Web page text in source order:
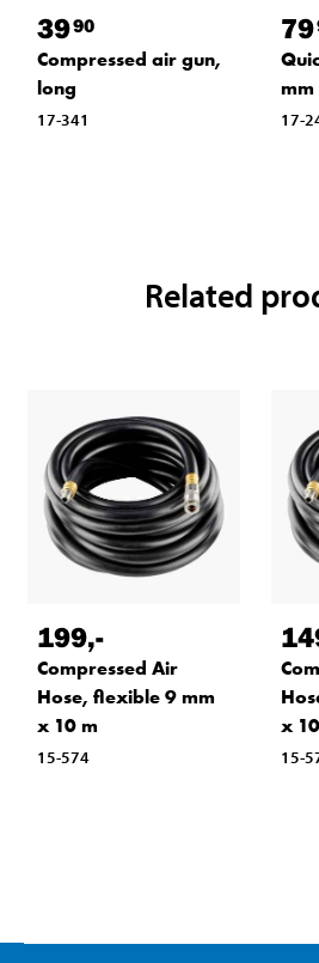
3990
Compressed air gun,
long
17-341
79
mm
17-
Related
199,-
Compressed Air
Hose, flexible 9 mm
x 10 m
15-574
x
15-